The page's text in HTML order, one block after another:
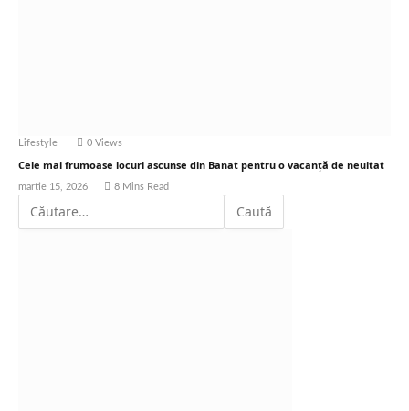
Lifestyle 0 Views
Cele mai frumoase locuri ascunse din Banat pentru o vacanță de neuitat
martie 15, 2026 8 Mins Read